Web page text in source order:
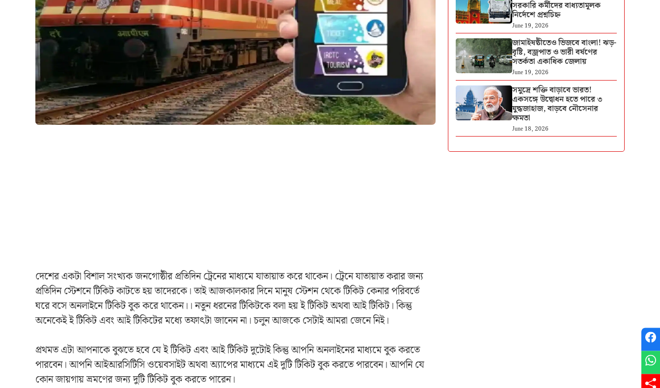
দেশের একটা বিশাল সংখ্যক জনগোষ্ঠীর প্রতিদিন ট্রেনের মাধ্যমে যাতায়াত করে থাকেন। ট্রেনে যাতায়াত করার জন্য
প্রতিদিন স্টেশনে টিকিট কাটতে হয় তাদেরকে। তাই আজকালকার দিনে মানুষ স্টেশন থেকে টিকিট কেনার পরিবর্তে
ঘরে বসে অনলাইনে টিকিট বুক করে থাকেন।। নতুন ধরনের টিকিটকে বলা হয় ই টিকিট অথবা আই টিকিট। কিন্তু
অনেকেই ই টিকিট এবং আই টিকিটের মধ্যে তফাৎটা জানেন না। চলুন আজকে সেটাই আমরা জেনে নিই।
প্রথমত এটা আপনাকে বুঝতে হবে যে ই টিকিট এবং আই টিকিট দুটোই কিন্তু আপনি অনলাইনের মাধ্যমে বুক করতে
পারবেন। আপনি আইআরসিটিসি ওয়েবসাইট অথবা অ্যাপের মাধ্যমে এই দুটি টিকিট বুক করতে পারবেন। আপনি যে
কোন জায়গায় ভ্রমণের জন্য দুটি টিকিট বুক করতে পারেন।
সরকারি কর্মীদের বাধ্যতামূলক
নির্দেশে প্রশ্নচিহ্ন
June 19, 2026
জামাইষষ্ঠীতেও ভিজবে বাংলা! ঝড়-
বৃষ্টি, বজ্রপাত ও ভারী বর্ষণের
সতর্কতা একাধিক জেলায়
June 19, 2026
সমুদ্রে শক্তি বাড়াবে ভারত!
একসঙ্গে উদ্বোধন হতে পারে ৩
যুদ্ধজাহাজ, বাড়বে নৌসেনার
ক্ষমতা
June 18, 2026